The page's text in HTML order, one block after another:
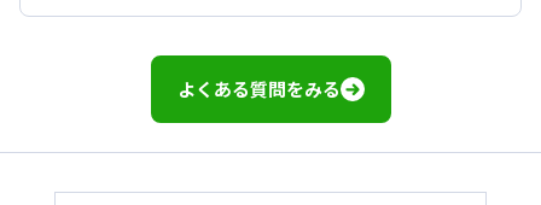
よくある質問をみる